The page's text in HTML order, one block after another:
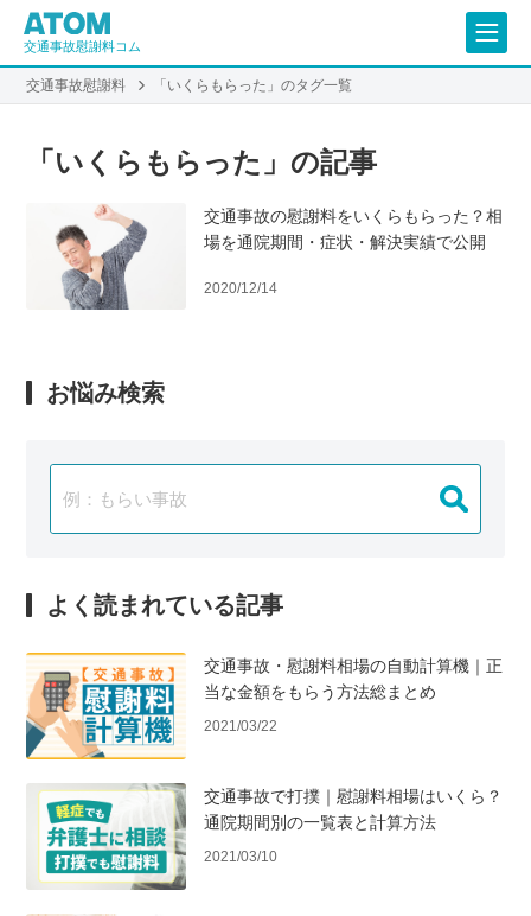
交通事故慰謝料コム
交通事故慰謝料 「いくらもらった」のタグ一覧
「いくらもらった」の記事
交通事故の慰謝料をいくらもらった？相
場を通院期間・症状・解決実績で公開
2020/12/14
お悩み検索
よく読まれている記事
交通事故・慰謝料相場の自動計算機｜正
当な金額をもらう方法総まとめ
2021/03/22
交通事故で打撲｜慰謝料相場はいくら？
通院期間別の一覧表と計算方法
2021/03/10